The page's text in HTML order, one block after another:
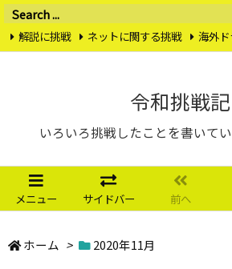
令和挑戦記
いろいろ挑戦したことを書いてい
メニュー サイドバー 前へ
解説に挑戦 ネットに関する挑戦
海外
ホーム > 2020年11月